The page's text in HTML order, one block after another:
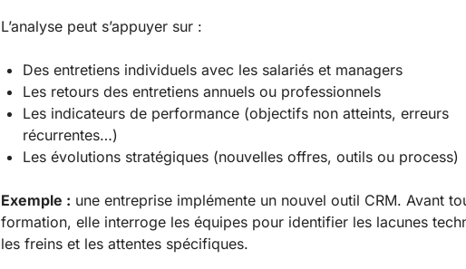
L’analyse peut s’appuyer sur :
Des entretiens individuels avec les salariés et managers
Les retours des entretiens annuels ou professionnels
Les indicateurs de performance (objectifs non atteints, erreurs
récurrentes…)
Les évolutions stratégiques (nouvelles offres, outils ou process)
Exemple : une entreprise implémente un nouvel outil CRM. Avant
formation, elle interroge les équipes pour identifier les lacunes
les freins et les attentes spécifiques.